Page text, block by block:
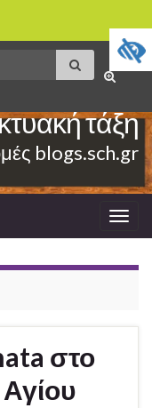
Αναζήτηση
τάξη
blogs.sch.gr
στο